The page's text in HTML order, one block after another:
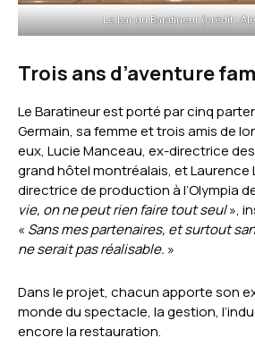
Le bar du Baratineur (crédit :
Trois ans d’aventure
Le Baratineur est porté par cinq
Germain, sa femme et trois amis de
eux, Lucie Manceau, ex-directrice
grand hôtel montréalais, et Laurence
directrice de production à l’Olympia
vie, on ne peut rien faire tout seul»,
« Sans mes partenaires, et surtout
ne serait pas réalisable. »
Dans le projet, chacun apporte son
monde du spectacle, la gestion,
encore la restauration.